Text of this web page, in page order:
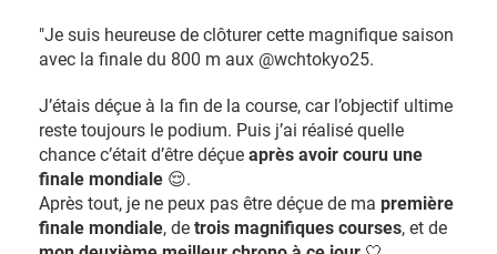
"Je suis heureuse de clôturer cette magnifique saison
avec la finale du 800 m aux @wchtokyo25.
J’étais déçue à la fin de la course, car l’objectif ultime
reste toujours le podium. Puis j’ai réalisé quelle
chance c’était d’être déçue après avoir couru une
finale mondiale 😌.
Après tout, je ne peux pas être déçue de ma première
finale mondiale, de trois magnifiques courses, et de